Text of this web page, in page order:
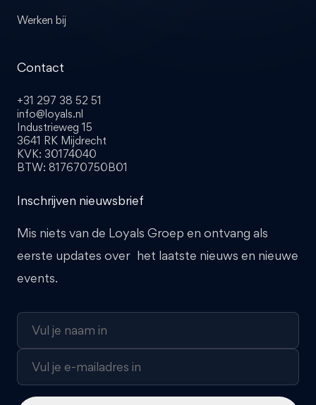
Werken bij
Contact
+31 297 38 52 51
info@loyals.nl
Industrieweg 15
3641 RK Mijdrecht
KVK: 30174040
BTW: 817670750B01
Inschrijven nieuwsbrief
Mis niets van de Loyals Groep en ontvang als
eerste updates over het laatste nieuws en nieuwe
events.